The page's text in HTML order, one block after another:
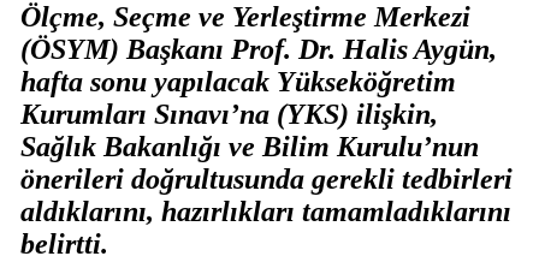
Ölçme, Seçme ve Yerleştirme Merkezi
(ÖSYM) Başkanı Prof. Dr. Halis Aygün,
hafta sonu yapılacak Yükseköğretim
Kurumları Sınavı’na (YKS) ilişkin,
Sağlık Bakanlığı ve Bilim Kurulu’nun
önerileri doğrultusunda gerekli tedbirleri
aldıklarını, hazırlıkları tamamladıklarını
belirtti.